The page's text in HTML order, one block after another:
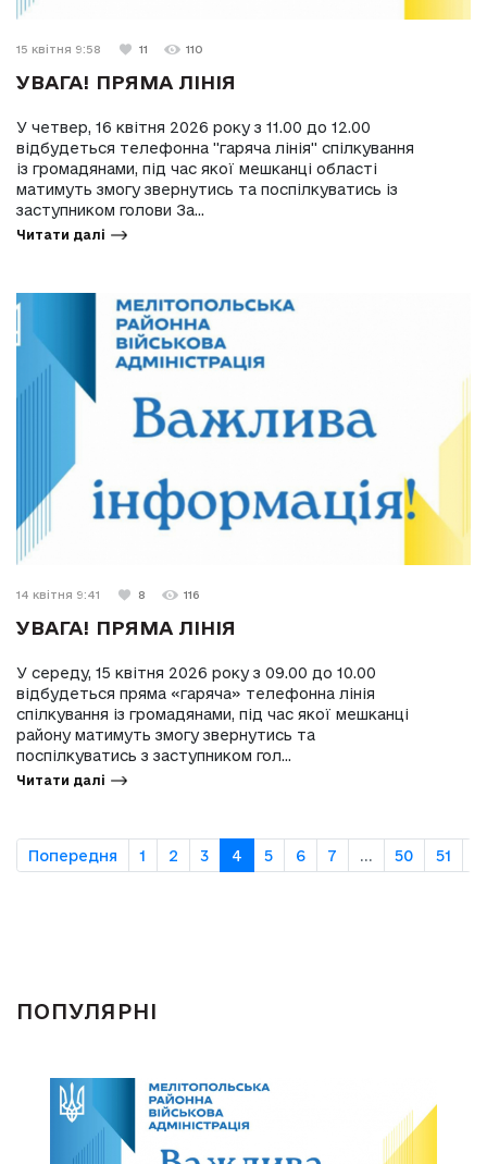
15 квітня 9:58 11 110
УВАГА! ПРЯМА ЛІНІЯ
У четвер, 16 квітня 2026 року з 11.00 до 12.00
відбудеться телефонна "гаряча лінія" спілкування
із громадянами, під час якої мешканці області
матимуть змогу звернутись та поспілкуватись із
заступником голови За...
Читати далі
14 квітня 9:41 8 116
УВАГА! ПРЯМА ЛІНІЯ
У середу, 15 квітня 2026 року з 09.00 до 10.00
відбудеться пряма «гаряча» телефонна лінія
спілкування із громадянами, під час якої мешканці
району матимуть змогу звернутись та
поспілкуватись з заступником гол...
Читати далі
Попередня 1 2 3 4 5 6 7 ... 50 51
ПОПУЛЯРНІ